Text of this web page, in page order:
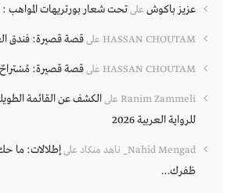
عزيز باكوش علىتحت شعار بورتريهات المواهب :
HASSAN CHOUTAM علىقصة قصيرة: فندق
HASSAN CHOUTAM علىقصة قصيرة: مُسْتراحٌ
Ranim Zammeli علىالكشف عن القائمة
للرواية العربية 2026
Nahid Mengad_ ناهد منكاد علىإطلالات: ما
ظفرك…